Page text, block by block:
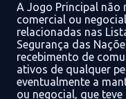
A Jogo Principal não
comercial ou negocial
relacionadas nas
Segurança das
recebimento de
ativos de qualquer
eventualmente a
ou negocial, que teve